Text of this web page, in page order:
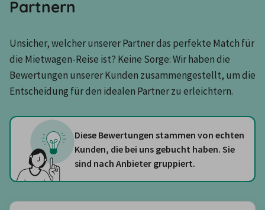
Partnern
Unsicher, welcher unserer Partner das perfekte Match für
die Mietwagen-Reise ist? Keine Sorge: Wir haben die
Bewertungen unserer Kunden zusammengestellt, um die
Entscheidung für den idealen Partner zu erleichtern.
Diese Bewertungen stammen von echten
Kunden, die bei uns gebucht haben. Sie
sind nach Anbieter gruppiert.